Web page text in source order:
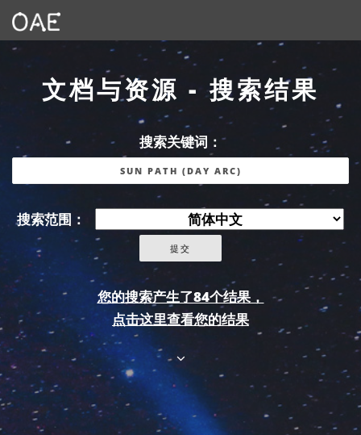
文档与资源 - 搜索结果
搜索关键词：
搜索范围：
您的搜索产生了84个结果，
点击这里查看您的结果